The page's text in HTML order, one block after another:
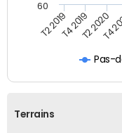
Pas-
T2 2019T4 2019T2 2020
T4
60
Terrains